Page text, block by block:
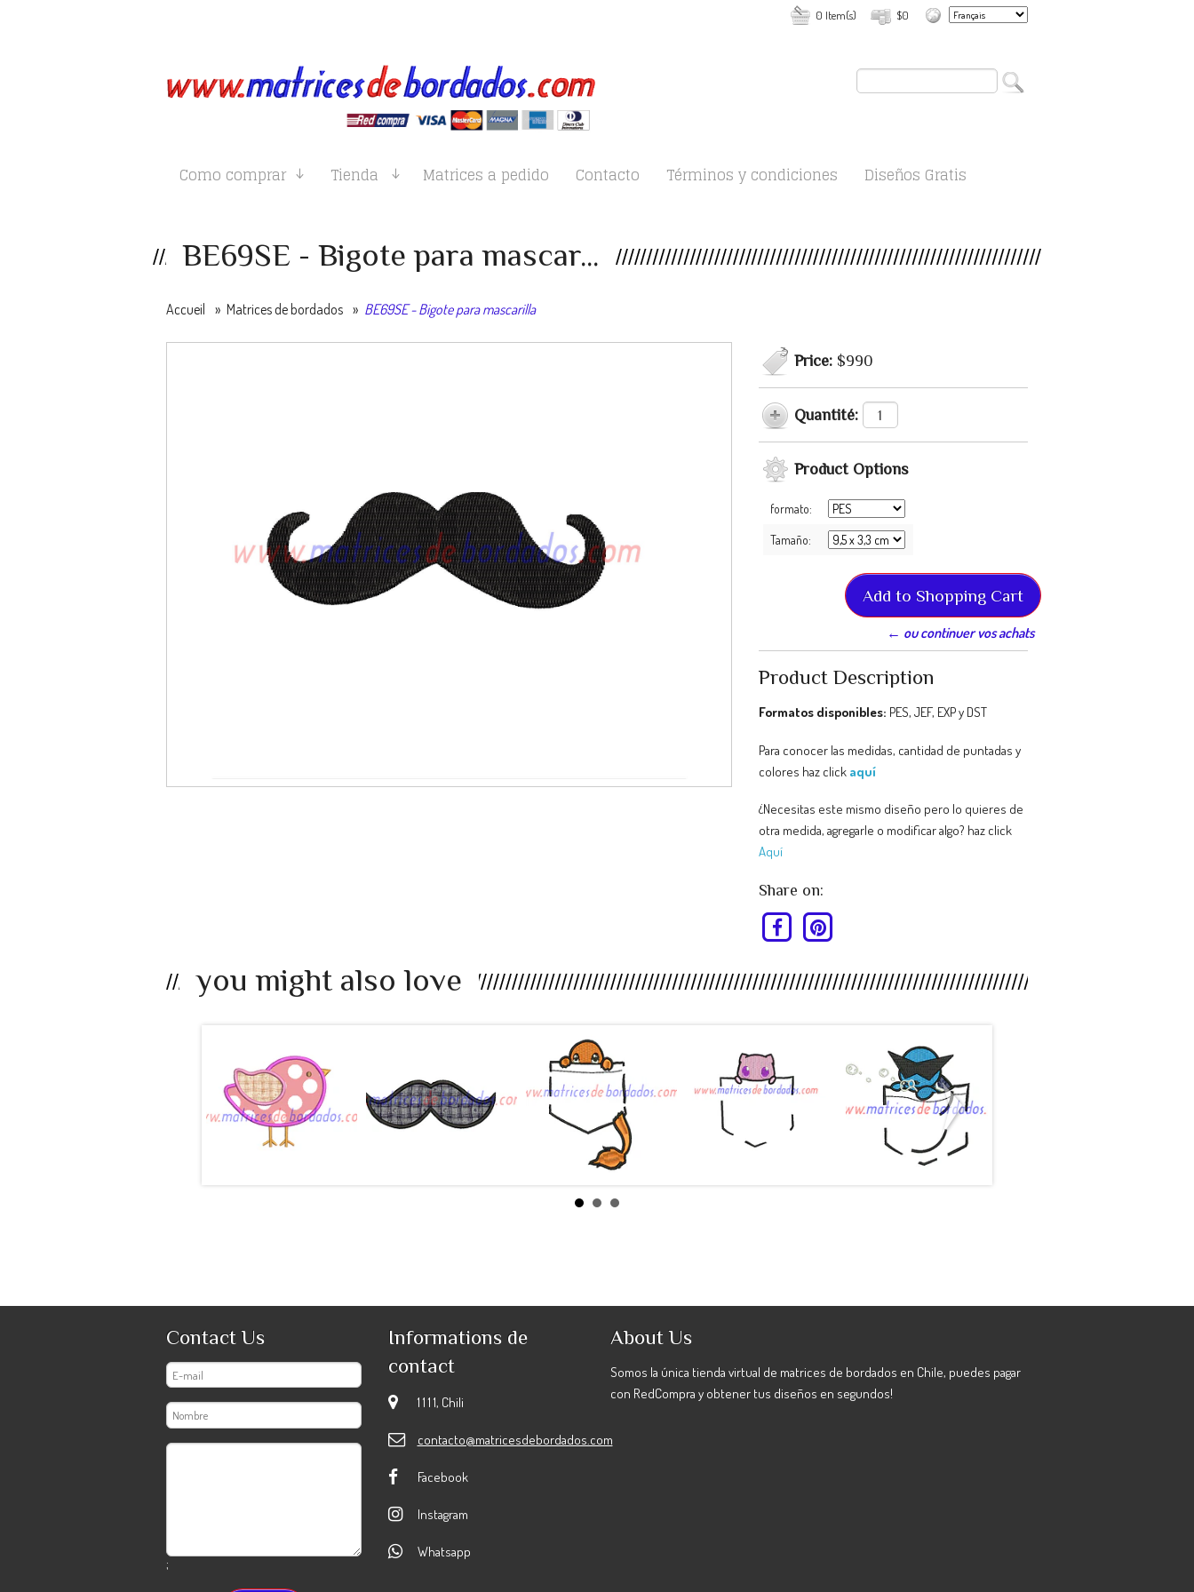
$0
0 Item(s)
Como comprar Tienda Matrices a pedido Contacto Términos y condiciones Diseños Gratis
BE69SE - Bigote para mascar...
Accueil » Matrices de bordados » BE69SE - Bigote para mascarilla
Price: $990
Quantité:
Product Options
formato:
Tamaño:
← ou continuer vos achats
Product Description
Formatos disponibles: PES, JEF, EXP y DST
Para conocer las medidas, cantidad de puntadas y
colores haz click aquí
¿Necesitas este mismo diseño pero lo quieres de
otra medida, agregarle o modificar algo? haz click
Aquí
Share on:
you might also love
LB25EF - Ave
apli...
$990
bigote a...
RT47AS -
Pokemon ...
$990
KJ34UL -
Pokemon ...
$990
HY88SB -
Pokemon ...
$990
Contact Us
;
Informations de
contact
1 1 1 1, Chili
contacto@matricesdebordados.com
Facebook
Instagram
Whatsapp
About Us
Somos la única tienda virtual de matrices de bordados en Chile, puedes pagar
con RedCompra y obtener tus diseños en segundos!